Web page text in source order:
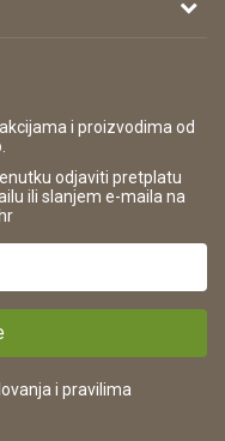
ugovora
i proizvodima od
odjaviti pretplatu
ili slanjem e-maila na
i pravilima